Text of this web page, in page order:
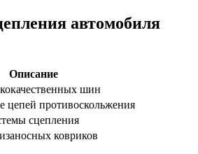
автомобиля
Описание
шин
цепей противоскольжения
сцепления
ковриков